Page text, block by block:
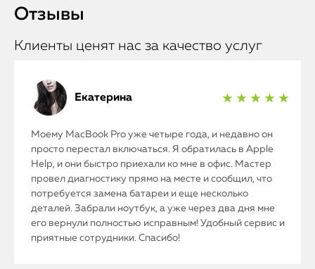
Отзывы
Клиенты ценят нас за качество услуг
Екатерина ★ ★ ★ ★ ★
Моему MacBook Pro уже четыре года, и недавно он
просто перестал включаться. Я обратилась в Apple
Help, и они быстро приехали ко мне в офис. Мастер
провел диагностику прямо на месте и сообщил, что
потребуется замена батареи и еще несколько
деталей. Забрали ноутбук, а уже через два дня мне
его вернули полностью исправным! Удобный сервис и
приятные сотрудники. Спасибо!